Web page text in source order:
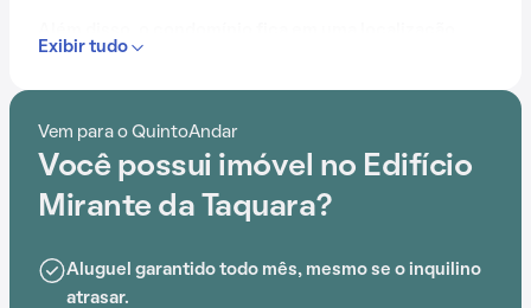
Lorenzo Fernandes, Escola Municipal Noel Nutels,
Municipal Tia Tereza, Hospital Curupaiti e Escola
Municipal Barão da Taquara.
empreendimento proporciona opções de lazer para
todas as idades.
Exibir tudo
Vem para o QuintoAndar
Você possui imóvel no Edifício
Mirante da Taquara?
Aluguel garantido todo mês, mesmo se o inquilino
atrasar.